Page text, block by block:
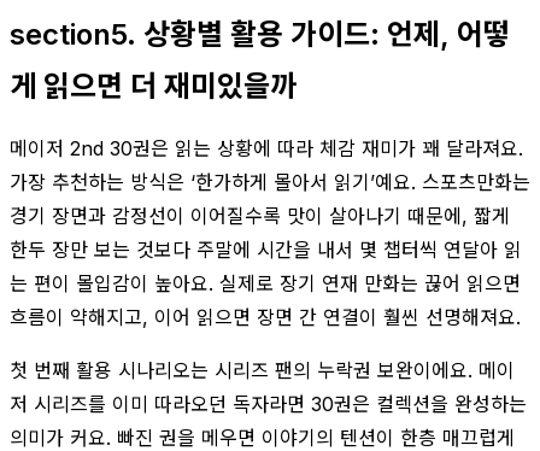
section5. 상황별 활용 가이드: 언제, 어떻
게 읽으면 더 재미있을까
메이저 2nd 30권은 읽는 상황에 따라 체감 재미가 꽤 달라져요.
가장 추천하는 방식은 ‘한가하게 몰아서 읽기’예요. 스포츠만화는
경기 장면과 감정선이 이어질수록 맛이 살아나기 때문에, 짧게
한두 장만 보는 것보다 주말에 시간을 내서 몇 챕터씩 연달아 읽
는 편이 몰입감이 높아요. 실제로 장기 연재 만화는 끊어 읽으면
흐름이 약해지고, 이어 읽으면 장면 간 연결이 훨씬 선명해져요.
첫 번째 활용 시나리오는 시리즈 팬의 누락권 보완이에요. 메이
저 시리즈를 이미 따라오던 독자라면 30권은 컬렉션을 완성하는
의미가 커요. 빠진 권을 메우면 이야기의 텐션이 한층 매끄럽게